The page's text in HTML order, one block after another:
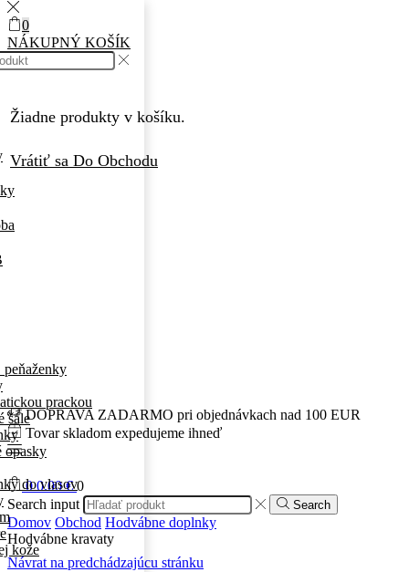
DOPRAVA ZADARMO pri objednávkach nad 100 EUR
Tovar skladom expedujeme ihneď
prackou
šále
opasky
do vlasov
kože
00.00€ 0
0
NÁKUPNÝ KOŠÍK
Žiadne produkty v košíku.
Vrátiť sa Do Obchodu
Search input Search
Domov Obchod Hodvábne doplnky
Hodvábne kravaty
Návrat na predchádzajúcu stránku